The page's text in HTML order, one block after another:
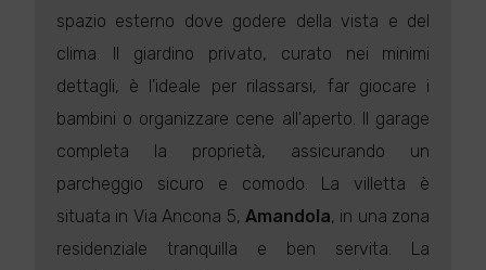
spazio esterno dove godere della vista e del
clima. Il giardino privato, curato nei minimi
dettagli, è l'ideale per rilassarsi, far giocare i
bambini o organizzare cene all'aperto. Il garage
completa la proprietà, assicurando un
parcheggio sicuro e comodo. La villetta è
situata in Via Ancona 5, Amandola, in una zona
residenziale tranquilla e ben servita. La